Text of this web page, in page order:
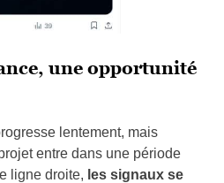
une opportunité
lentement, mais
entre dans une période
ligne droite, les signaux se